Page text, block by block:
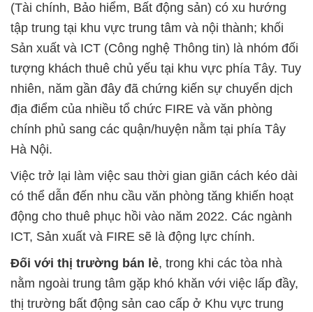
(Tài chính, Bảo hiểm, Bất động sản) có xu hướng
tập trung tại khu vực trung tâm và nội thành; khối
Sản xuất và ICT (Công nghệ Thông tin) là nhóm đối
tượng khách thuê chủ yếu tại khu vực phía Tây. Tuy
nhiên, năm gần đây đã chứng kiến sự chuyển dịch
địa điểm của nhiều tổ chức FIRE và văn phòng
chính phủ sang các quận/huyện nằm tại phía Tây
Hà Nội.
Việc trở lại làm việc sau thời gian giãn cách kéo dài
có thể dẫn đến nhu cầu văn phòng tăng khiến hoạt
động cho thuê phục hồi vào năm 2022. Các ngành
ICT, Sản xuất và FIRE sẽ là động lực chính.
Đối với thị trường bán lẻ, trong khi các tòa nhà
nằm ngoài trung tâm gặp khó khăn với việc lấp đầy,
thị trường bất động sản cao cấp ở Khu vực trung